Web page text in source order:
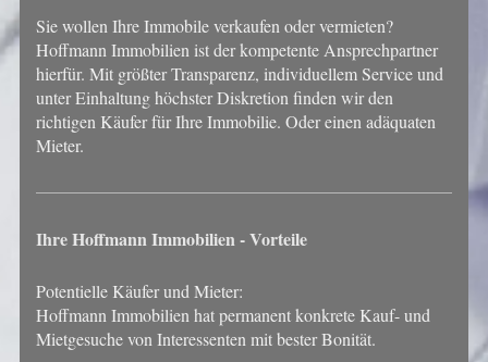
Sie wollen Ihre Immobile verkaufen oder vermieten?
Hoffmann Immobilien ist der kompetente Ansprechpartner
hierfür. Mit größter Transparenz, individuellem Service und
unter Einhaltung höchster Diskretion finden wir den
richtigen Käufer für Ihre Immobilie. Oder einen adäquaten
Mieter.
IhreHoffmann Immobilien- Vorteile
Potentielle Käufer und Mieter:
Hoffmann Immobilienhat permanent konkrete Kauf- und
Mietgesuche von Interessenten mit bester Bonität.